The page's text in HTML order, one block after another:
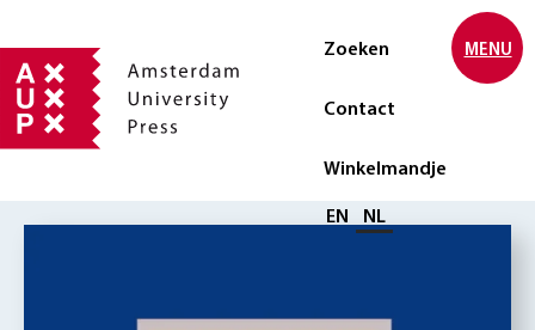
Zoeken
Contact
Winkelmandje
Selecteer taal
EN NL
MENU